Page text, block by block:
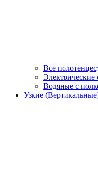
Все
Электрические
Водяные с
Узкие